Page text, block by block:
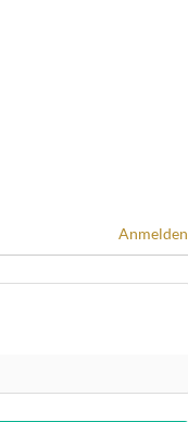
Anmelden